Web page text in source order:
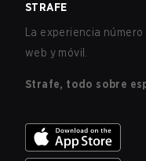
STRAFE
La experiencia
web y móvil.
Strafe, todo sobre